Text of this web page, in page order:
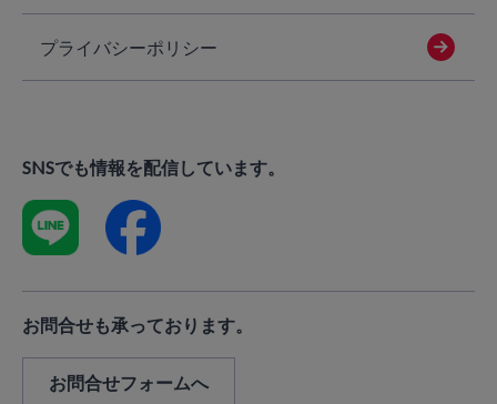
プライバシーポリシー
SNSでも情報を配信しています。
お問合せも承っております。
お問合せフォームへ